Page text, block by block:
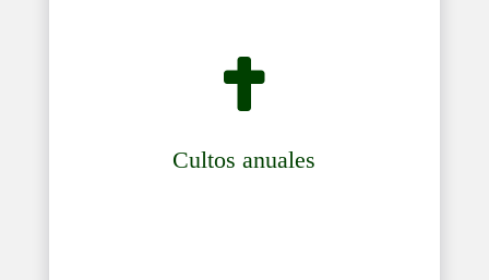

Cultos anuales